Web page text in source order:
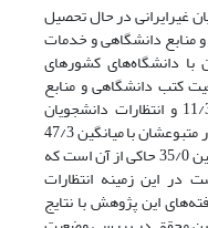
غیرایرانی در حال تحصیل
دانشگاهی و خدمات
با دانشگاه‌های کشورهای
کتب دانشگاهی و منابع
کتابخانه‌های دانشگاه تهران با میانگین 11/3 و انتظارات دانشجویان
غیرایرانی با توجه به وضعیت منابع در کشور متبوعشان با میانگین 47/3
تفاوت معنی‌داری وجود دارد. اختلاف میانگین 35/0 حاکی از آن است که
در این زمینه انتظارات
این پژوهش با نتایج